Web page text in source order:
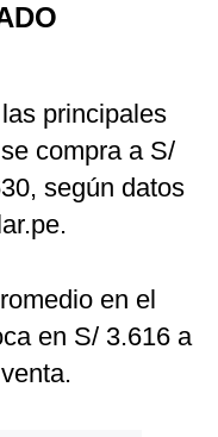
principales
compra a S/
según datos
en el
en S/ 3.616 a